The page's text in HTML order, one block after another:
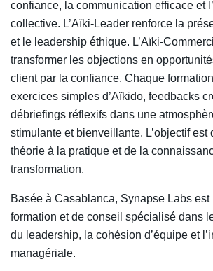
confiance, la communication efficace et
collective. L’Aïki-Leader renforce la
et le leadership éthique. L’Aïki-
transformer les objections en
client par la confiance. Chaque
exercices simples d’Aïkido, feedbacks
débriefings réflexifs dans une
stimulante et bienveillante. L’objectif est
théorie à la pratique et de la
transformation.
Basée à Casablanca, Synapse Labs
formation et de conseil spécialisé dans
du leadership, la cohésion d’équipe et
managériale.